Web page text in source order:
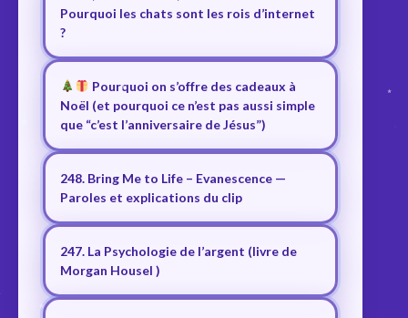
Pourquoi les chats sont les rois d’internet
?
Pourquoi on s’offre des cadeaux à
Noël (et pourquoi ce n’est pas aussi simple
que “c’est l’anniversaire de Jésus”)
248. Bring Me to Life – Evanescence —
Paroles et explications du clip
247. La Psychologie de l’argent (livre de
Morgan Housel )